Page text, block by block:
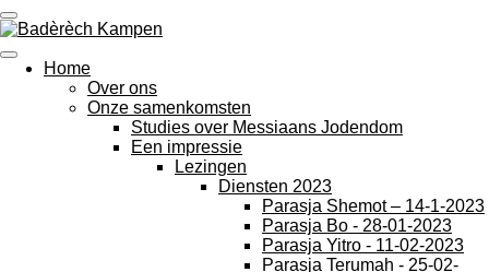
Ga
direct
naar
de
hoofdinhoud
Home
Over ons
Onze samenkomsten
Studies over Messiaans Jodendom
Een impressie
Lezingen
Diensten 2023
Parasja Shemot – 14-1-2023
Parasja Bo - 28-01-2023
Parasja Yitro - 11-02-2023
Parasja Terumah - 25-02-